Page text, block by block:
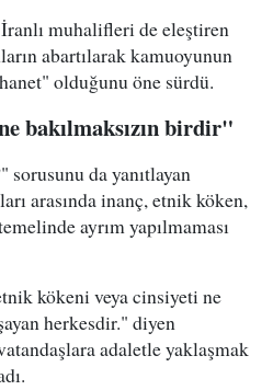
İranlı muhalifleri de eleştiren
abartılarak kamuoyunun
olduğunu öne sürdü.
bakılmaksızın birdir"
da yanıtlayan
arasında inanç, etnik köken,
ayrım yapılmaması
kökeni veya cinsiyeti ne
herkesdir." diyen
adaletle yaklaşmak